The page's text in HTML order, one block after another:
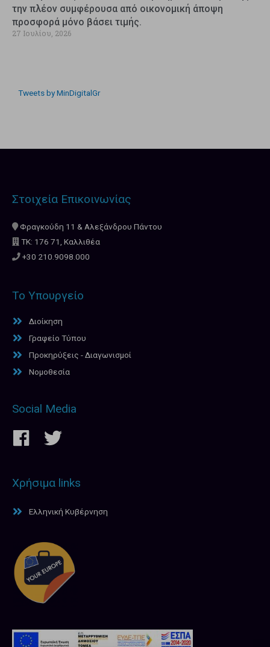
την πλέον συμφέρουσα από οικονομική άποψη
προσφορά μόνο βάσει τιμής.
27 Ιουλίου, 2026
Tweets by MinDigitalGr
Στοιχεία Επικοινωνίας
Φραγκούδη 11 & Αλεξάνδρου Πάντου
ΤΚ: 176 71, Καλλιθέα
+30 210.9098.000
Το Υπουργείο
Διοίκηση
Γραφείο Τύπου
Προκηρύξεις - Διαγωνισμοί
Νομοθεσία
Social Media
Χρήσιμα links
Ελληνική Κυβέρνηση